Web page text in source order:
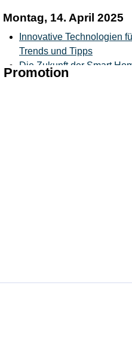
LinuxMINT (NeU)
(Hits: 39.813 x)
GIMP - Das
(Hits: 22.930 x)
Montag, 14. April 2025
Innovative Technologien
Trends und Tipps
Die Zukunft der Smart
Alltag
Promotion